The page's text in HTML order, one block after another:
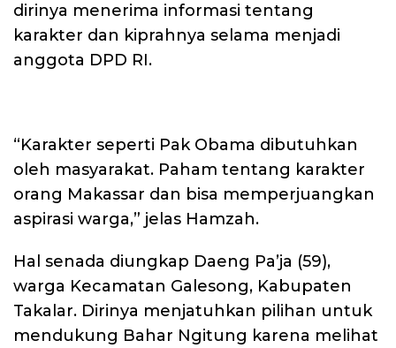
dirinya menerima informasi tentang
karakter dan kiprahnya selama menjadi
anggota DPD RI.
“Karakter seperti Pak Obama dibutuhkan
oleh masyarakat. Paham tentang karakter
orang Makassar dan bisa memperjuangkan
aspirasi warga,” jelas Hamzah.
Hal senada diungkap Daeng Pa’ja (59),
warga Kecamatan Galesong, Kabupaten
Takalar. Dirinya menjatuhkan pilihan untuk
mendukung Bahar Ngitung karena melihat